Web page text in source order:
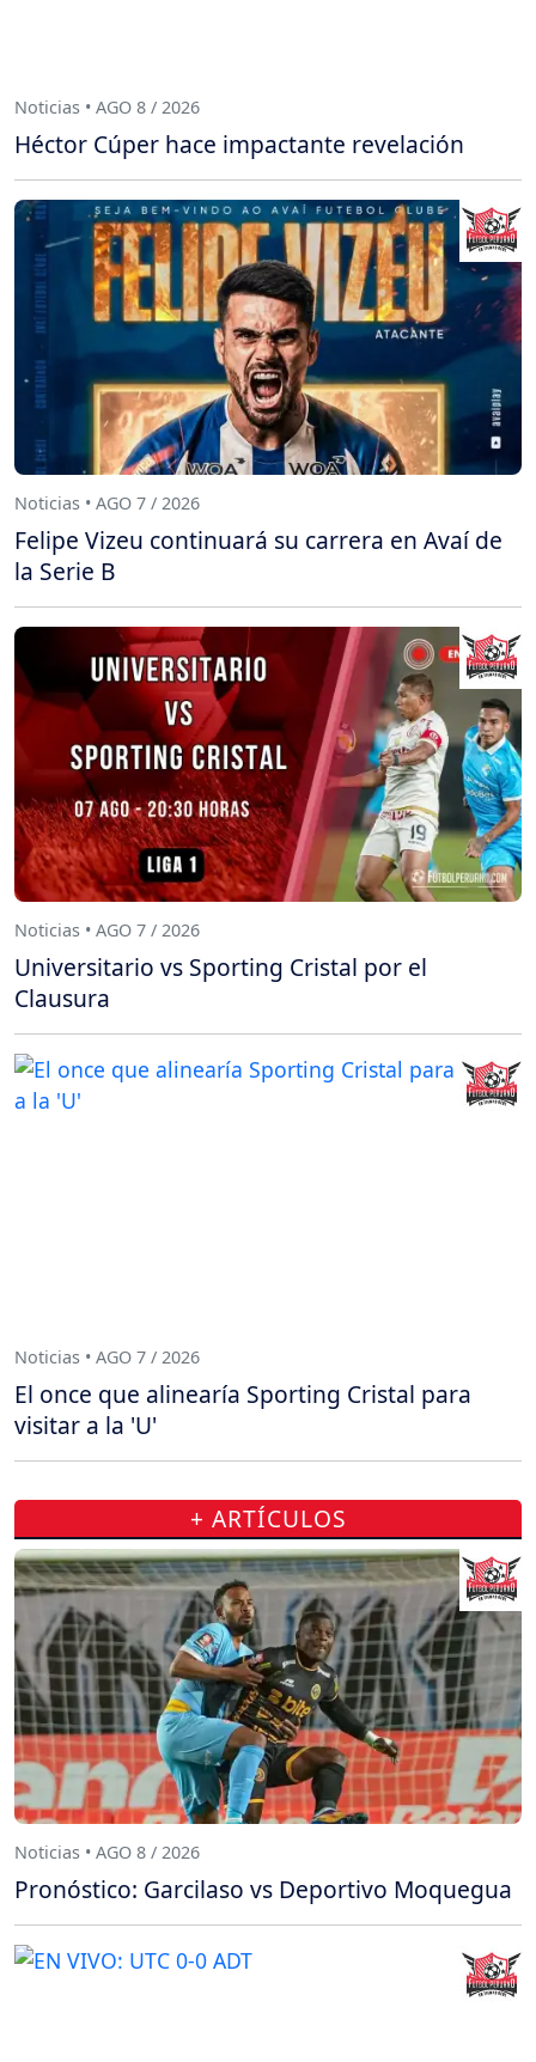
Noticias • AGO 8 / 2026
Héctor Cúper hace impactante revelación
Noticias • AGO 7 / 2026
Felipe Vizeu continuará su carrera en Avaí de
la Serie B
Noticias • AGO 7 / 2026
Universitario vs Sporting Cristal por el
Clausura
Noticias • AGO 7 / 2026
El once que alinearía Sporting Cristal para
visitar a la 'U'
+ ARTÍCULOS
Noticias • AGO 8 / 2026
Pronóstico: Garcilaso vs Deportivo Moquegua